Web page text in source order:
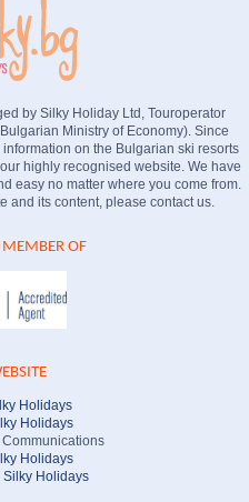
by Silky Holiday Ltd, Touroperator
Ministry of Economy). Since
on the Bulgarian ski resorts
highly recognised website. We have
easy no matter where you come from.
and its content, please contact us.
MEMBER OF
Holidays
Holidays
Communications
Holidays
Silky Holidays